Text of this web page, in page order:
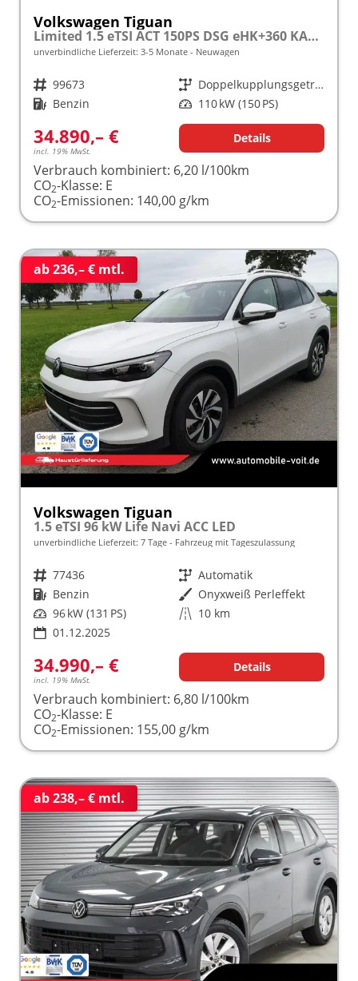
Volkswagen Tiguan
Limited 1.5 eTSI ACT 150PS DSG eHK+360 KAM+ACC+APP+LED PLUS+17" LM+KLIMA frei konfigurierbar!
unverbindliche Lieferzeit: 3-5 Monate Neuwagen
Fahrzeugnr. 99673 Getriebe
Doppelkupplungsgetriebe (DSG)
Kraftstoff Benzin Leistung 110 kW (150 PS)
34.890,– €
incl. 19% MwSt.
Details
Verbrauch kombiniert: 6,20 l/100km
CO2-Klasse: E
CO2-Emissionen: 140,00 g/km
ab 236,– € mtl.
Volkswagen Tiguan
1.5 eTSI 96 kW Life Navi ACC LED
unverbindliche Lieferzeit: 7 Tage Fahrzeug mit Tageszulassung
Fahrzeugnr. 77436 Getriebe Automatik
Kraftstoff Benzin Außenfarbe Onyxweiß Perleffekt
Leistung 96 kW (131 PS) Kilometerstand 10 km
01.12.2025
34.990,– €
incl. 19% MwSt.
Details
Verbrauch kombiniert: 6,80 l/100km
CO2-Klasse: E
CO2-Emissionen: 155,00 g/km
ab 238,– € mtl.